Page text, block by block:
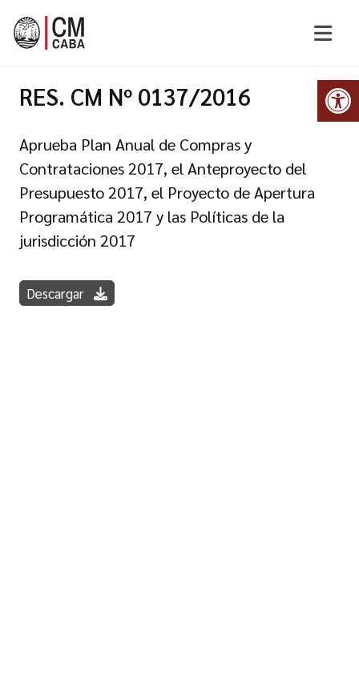
RES. CM Nº 0137/2016
Aprueba Plan Anual de Compras y
Contrataciones 2017, el Anteproyecto del
Presupuesto 2017, el Proyecto de Apertura
Programática 2017 y las Políticas de la
jurisdicción 2017
Descargar